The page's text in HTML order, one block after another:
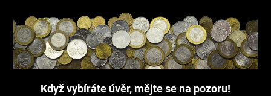
Když vybíráte úvěr, mějte se na pozoru!